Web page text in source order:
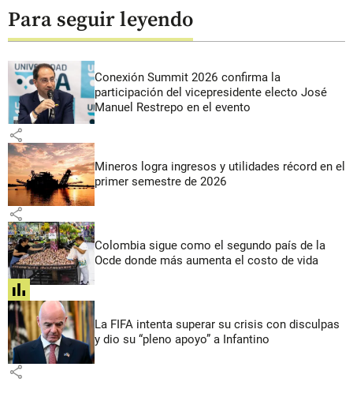
Para seguir leyendo
Conexión Summit 2026 confirma la
participación del vicepresidente electo José
Manuel Restrepo en el evento
share
Mineros logra ingresos y utilidades récord en el
primer semestre de 2026
share
Colombia sigue como el segundo país de la
Ocde donde más aumenta el costo de vida
share
La FIFA intenta superar su crisis con disculpas
y dio su “pleno apoyo” a Infantino
share